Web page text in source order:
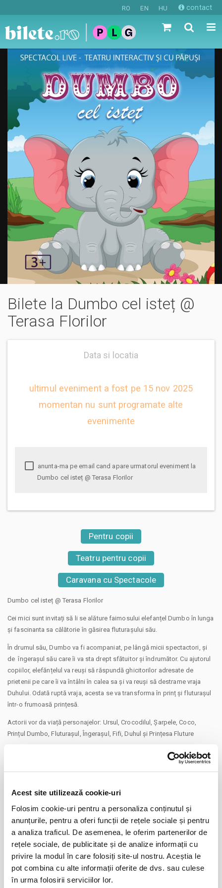
Acest site utilizează cookie-uri
Folosim cookie-uri pentru a personaliza conținutul și
anunțurile, pentru a oferi funcții de rețele sociale și pentru
a analiza traficul. De asemenea, le oferim partenerilor de
rețele sociale, de publicitate și de analize informații cu
privire la modul în care folosiți site-ul nostru. Aceștia le
pot combina cu alte informații oferite de dvs. sau culese
în urma folosirii serviciilor lor.
RO EN HU contact
Bilete la Dumbo cel isteț @
Terasa Florilor
Data si locatia
ultimul eveniment a fost pe 15 nov 2025
momentan nu sunt programate alte
evenimente
Dumbo cel isteț @ Terasa Florilor
Pentru copii
Teatru pentru copii
Caravana cu Spectacole
Dumbo cel isteț @ Terasa Florilor
Cei mici sunt invitați să li se alăture faimosului elefanțel Dumbo în lunga
și fascinanta sa călătorie în găsirea fluturașului său.
În drumul său, Dumbo va fi acompaniat, pe lângă micii spectactori, și
de îngerașul său care îi va sta drept sfătuitor și îndrumător. Cu ajutorul
copiilor, elefănțelul va reuși să răspundă ghicitorilor adresate de
prietenii pe care îi va întâlni în calea sa și va reuși să destrame vraja
Duhului. Odată ruptă vraja, acesta se va transforma în prinț și fluturașul
într-o frumoasă prințesă.
Actorii vor da viață personajelor: Ursul, Crocodilul, Șarpele, Coco,
Prințul Dumbo, Fluturașul, Îngerașul, Fifi, Duhul și Prințesa Fluture
Spectacol de teatru interactiv recomandat copiilor cu vârsta de peste 4
Spectacole la Terasa Florilor (Strada Ion Maiorescu nr 42, Sector 2,
București)
Powered by Caravana cu Spectacole
Va aducem la cunostinta ca pe langa preturile biletelor sau
abonamentelor afisate, pot exista si costuri aditionale ce trebuie
suportate de dvs., respectiv: taxe de intermediere, procesare, emitere
Distribuie aceasta pagina